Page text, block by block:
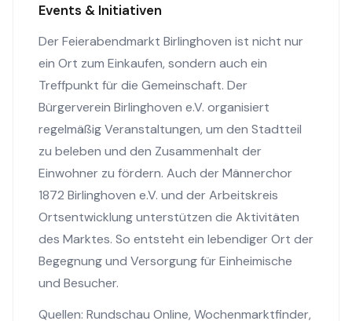
Events & Initiativen
Der Feierabendmarkt Birlinghoven ist nicht nur
ein Ort zum Einkaufen, sondern auch ein
Treffpunkt für die Gemeinschaft. Der
Bürgerverein Birlinghoven e.V. organisiert
regelmäßig Veranstaltungen, um den Stadtteil
zu beleben und den Zusammenhalt der
Einwohner zu fördern. Auch der Männerchor
1872 Birlinghoven e.V. und der Arbeitskreis
Ortsentwicklung unterstützen die Aktivitäten
des Marktes. So entsteht ein lebendiger Ort der
Begegnung und Versorgung für Einheimische
und Besucher.
Quellen: Rundschau Online, Wochenmarktfinder,